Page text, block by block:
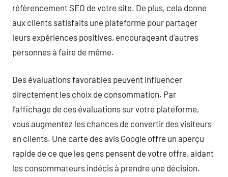
référencement SEO de votre site. De plus, cela donne
aux clients satisfaits une plateforme pour partager
leurs expériences positives, encourageant d’autres
personnes à faire de même.
Des évaluations favorables peuvent influencer
directement les choix de consommation. Par
l’affichage de ces évaluations sur votre plateforme,
vous augmentez les chances de convertir des visiteurs
en clients. Une carte des avis Google offre un aperçu
rapide de ce que les gens pensent de votre offre, aidant
les consommateurs indécis à prendre une décision.